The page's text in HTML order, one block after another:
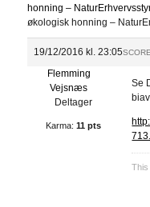
honning –
økologisk honning –
19/12/2016 kl. 23:05
Flemming
Vejsnæs
Deltager
Karma: 11 pts
Se